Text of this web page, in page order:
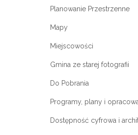
Planowanie Przestrzenne
Mapy
Miejscowości
Gmina ze starej fotografii
Do Pobrania
Programy, plany i
Dostępność cyfrowa i